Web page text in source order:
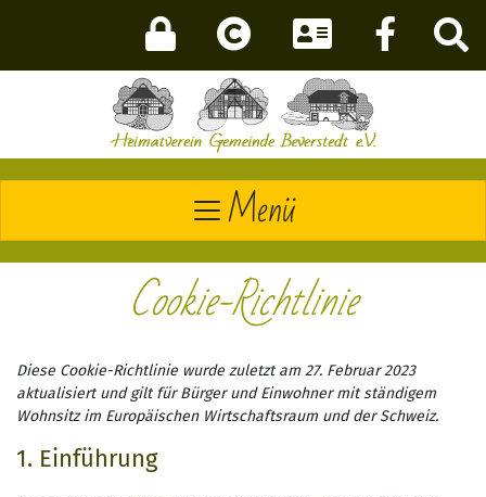
Menü
Cookie-Richtlinie
Diese Cookie-Richtlinie wurde zuletzt am 27. Februar 2023
aktualisiert und gilt für Bürger und Einwohner mit ständigem
Wohnsitz im Europäischen Wirtschaftsraum und der Schweiz.
1. Einführung